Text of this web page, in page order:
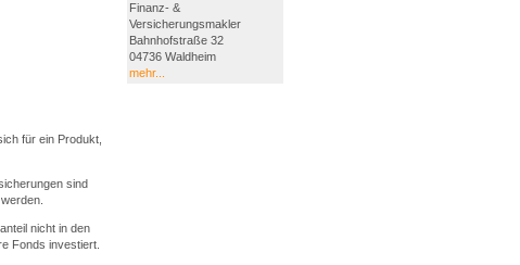
für ein Produkt,
sind
nicht in den
Fonds investiert.
Finanz- &
Versicherungsmakler
Bahnhofstraße 32
04736 Waldheim
mehr...